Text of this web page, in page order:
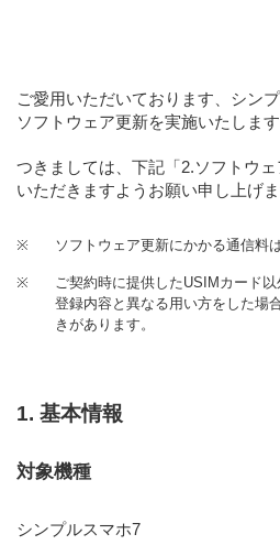
ご愛用いただいております、シン
ソフトウェア更新を実施いたします
つきましては、下記「2.ソフトウ
いただきますようお願い申し上げま
※ ソフトウェア更新にかかる通信料
※
ご契約時に提供したUSIMカード
登録内容と異なる用い方をした場
きがあります。
1. 基本情報
対象機種
シンプルスマホ7